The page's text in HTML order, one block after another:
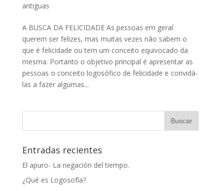
antiguas
A BUSCA DA FELICIDADE As pessoas em geral
querem ser felizes, mas muitas vezes não sabem o
que é felicidade ou tem um conceito equivocado da
mesma. Portanto o objetivo principal é apresentar as
pessoas o conceito logosófico de felicidade e convidá-
las a fazer algumas...
Entradas recientes
El apuro- La negación del tiempo.
¿Qué es Logosofía?